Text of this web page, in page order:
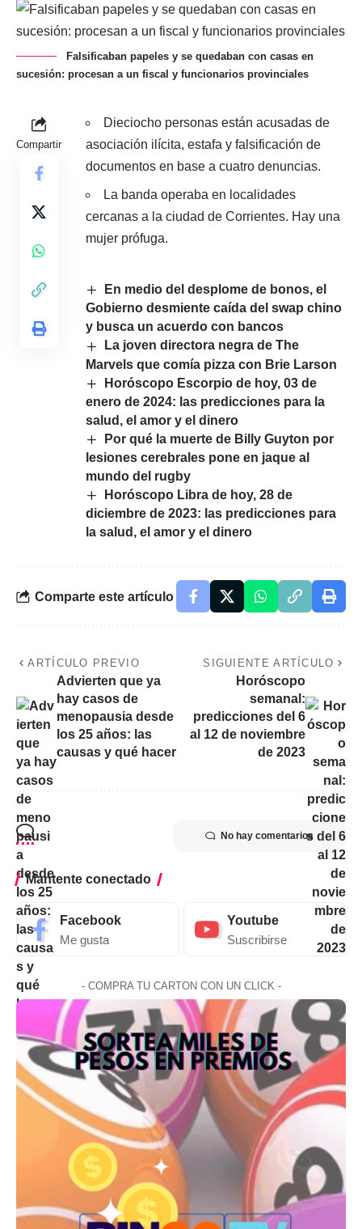
Falsificaban papeles y se quedaban con casas en
sucesión: procesan a un fiscal y funcionarios provinciales
Compartir
Dieciocho personas están acusadas de
asociación ilícita, estafa y falsificación de
documentos en base a cuatro denuncias.
La banda operaba en localidades
cercanas a la ciudad de Corrientes. Hay una
mujer prófuga.
En medio del desplome de bonos, el
Gobierno desmiente caída del swap chino
y busca un acuerdo con bancos
La joven directora negra de The
Marvels que comía pizza con Brie Larson
Horóscopo Escorpio de hoy, 03 de
enero de 2024: las predicciones para la
salud, el amor y el dinero
Por qué la muerte de Billy Guyton por
lesiones cerebrales pone en jaque al
mundo del rugby
Horóscopo Libra de hoy, 28 de
diciembre de 2023: las predicciones para
la salud, el amor y el dinero
Comparte este artículo
ARTÍCULO PREVIO
Advierten que ya
hay casos de
menopausia desde
los 25 años: las
causas y qué hacer
SIGUIENTE ARTÍCULO
Horóscopo
semanal:
predicciones del 6
al 12 de noviembre
de 2023
No hay comentarios
Mantente conectado
Facebook
Me gusta
Youtube
Suscribirse
- COMPRA TU CARTON CON UN CLICK -